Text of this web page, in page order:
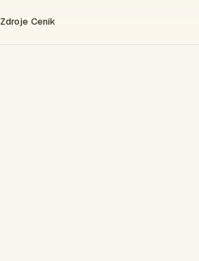
Zdroje Ceník